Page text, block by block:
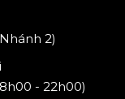
2)
- 22h00)